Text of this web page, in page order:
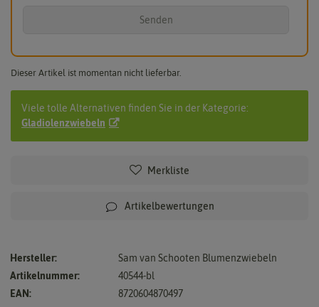
Senden
Dieser Artikel ist momentan nicht lieferbar.
Viele tolle Alternativen finden Sie in der Kategorie:
Gladiolenzwiebeln
Merkliste
Artikelbewertungen
Hersteller:
Sam van Schooten Blumenzwiebeln
Artikelnummer:
40544-bl
EAN:
8720604870497